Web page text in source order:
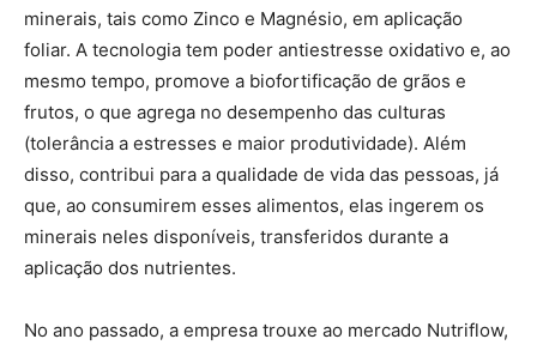
minerais, tais como Zinco e Magnésio, em aplicação
foliar. A tecnologia tem poder antiestresse oxidativo e, ao
mesmo tempo, promove a biofortificação de grãos e
frutos, o que agrega no desempenho das culturas
(tolerância a estresses e maior produtividade). Além
disso, contribui para a qualidade de vida das pessoas, já
que, ao consumirem esses alimentos, elas ingerem os
minerais neles disponíveis, transferidos durante a
aplicação dos nutrientes.
No ano passado, a empresa trouxe ao mercado Nutriflow,